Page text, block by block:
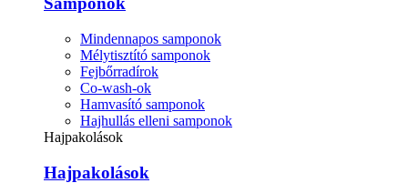
Mindennapos samponok
Mélytisztító samponok
Fejbőrradírok
Co-wash-ok
Hamvasító samponok
Hajhullás elleni samponok
Hajpakolások
Hajpakolások